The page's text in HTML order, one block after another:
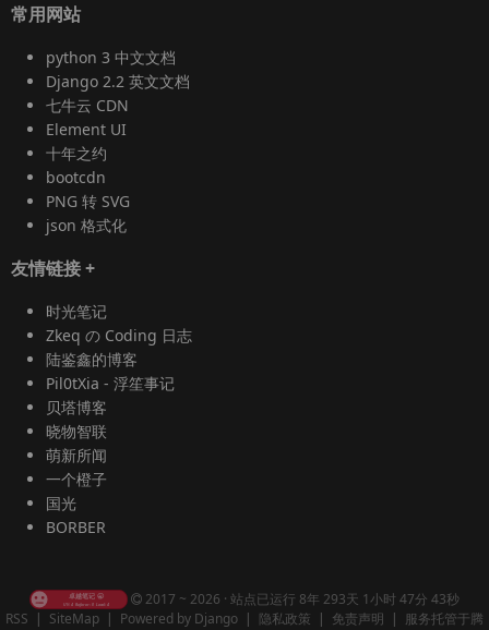
常用网站
python 3 中文文档
Django 2.2 英文文档
七牛云 CDN
Element UI
十年之约
bootcdn
PNG 转 SVG
json 格式化
友情链接+
时光笔记
Zkeq の Coding 日志
陆鉴鑫的博客
Pil0tXia - 浮笙事记
贝塔博客
晓物智联
萌新所闻
一个橙子
国光
BORBER
2017 ~ 2026 · 站点已运行 8年 293天 1小时 47分 44秒
RSS | SiteMap | Powered by Django | 隐私政策 | 免责声明 | 服务托管于腾